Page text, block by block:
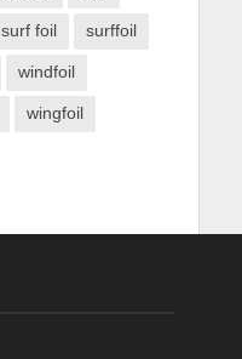
surf foil surffoil
windfoil
wingfoil